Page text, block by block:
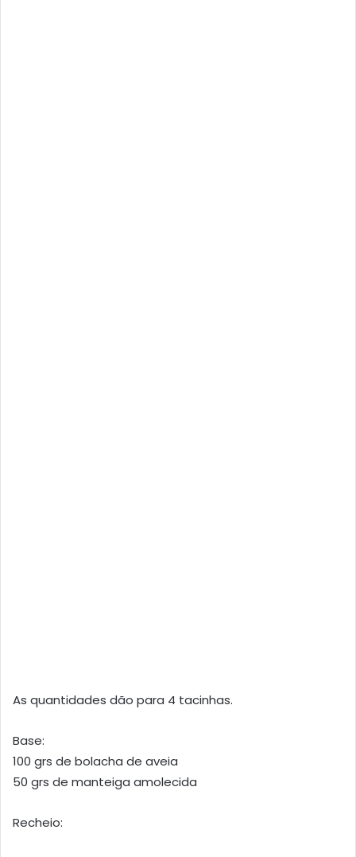
As quantidades dão para 4 tacinhas.
Base:
100 grs de bolacha de aveia
50 grs de manteiga amolecida
Recheio: